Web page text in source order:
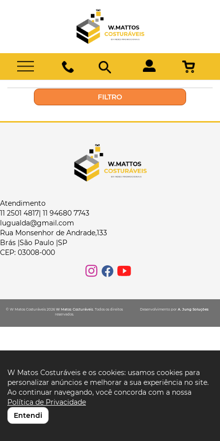
FILTRO
Atendimento
11 2501 4817| 11 94680 7743
lugualda@gmail.com
Rua Monsenhor de Andrade,133
Brás |São Paulo |SP
CEP: 03008-000
© W Matos Costuráveis 2026 W Matos Costuráveis. Todos os direitos
reservados.
Desenvolvimento por A. Jung Soluções
W Matos Costuráveis e os cookies: usamos cookies para
personalizar anúncios e melhorar a sua experiência no site.
Ao continuar navegando, você concorda com a nossa
Política de Privacidade
Entendi